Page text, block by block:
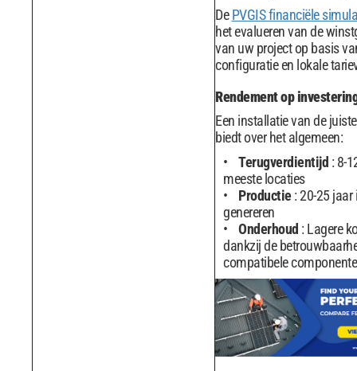
DePVGIS financiële
het evalueren van de
van uw project op basis
configuratie en lokale
Rendement op
Een installatie van de
biedt over het algemeen:
Terugverdientijd : 8-
meeste locaties
Productie : 20-25
genereren
Onderhoud : Lagere
dankzij de
compatibele